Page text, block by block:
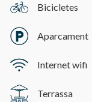
Bicicletes
Aparcament
Internet wifi
Terrassa